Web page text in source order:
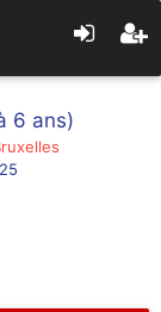
6 ans)